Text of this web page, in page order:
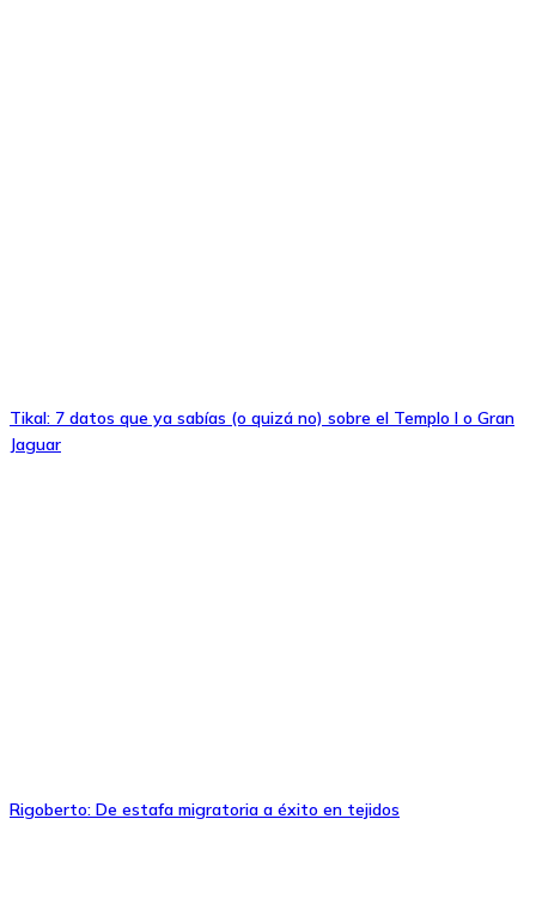
Tikal: 7 datos que ya sabías (o quizá no) sobre el Templo I o Gran
Jaguar
Rigoberto: De estafa migratoria a éxito en tejidos